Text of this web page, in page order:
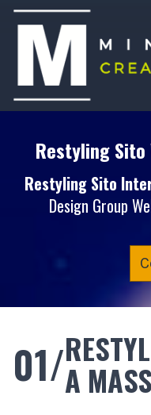
Restyling Sito
Restyling Sito
Design Group
01/A